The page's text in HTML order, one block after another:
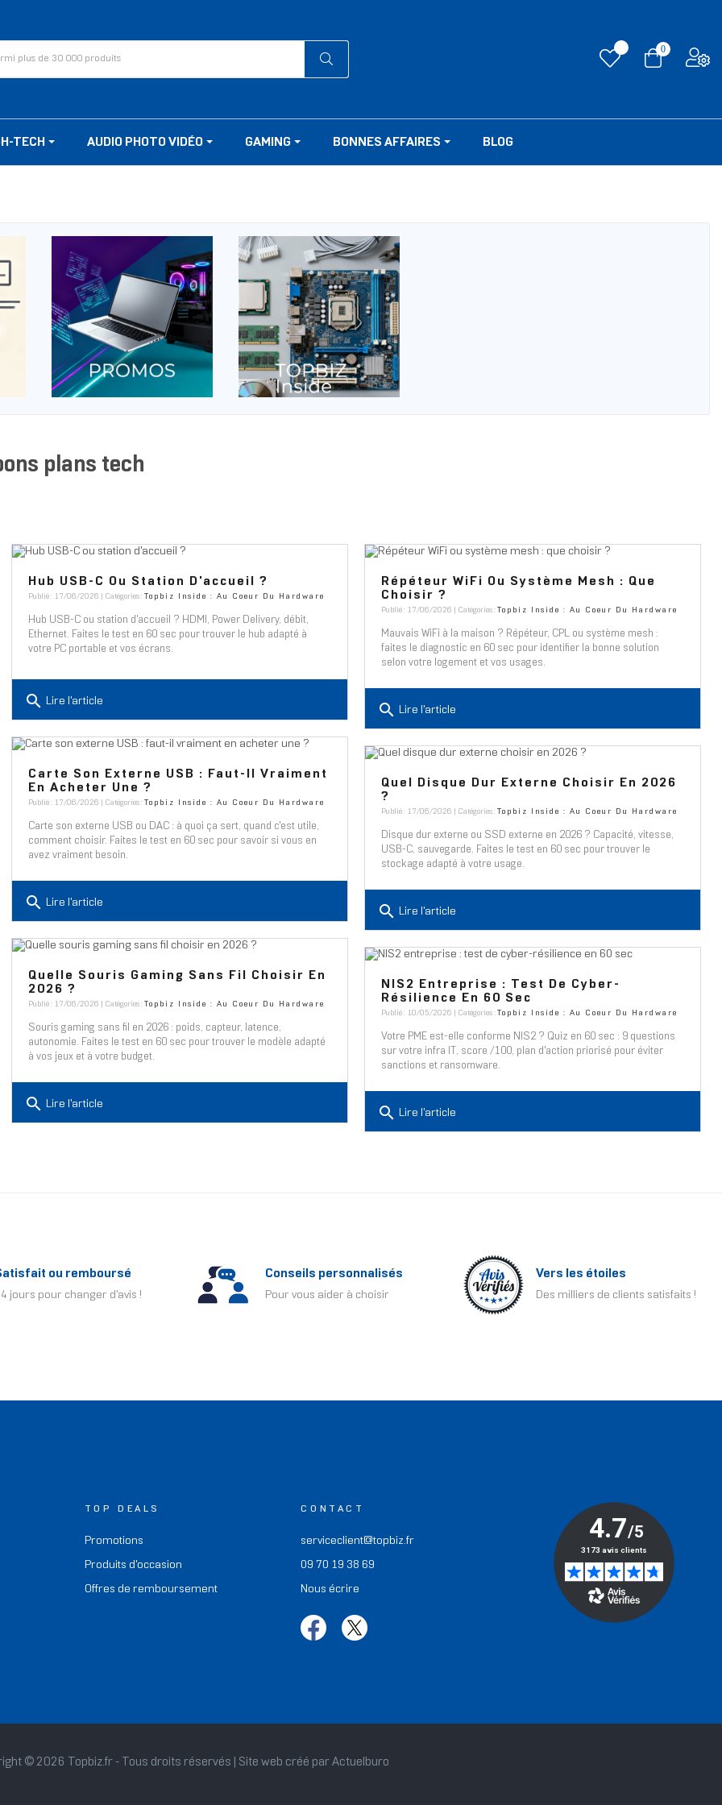
0
TECH AUDIO PHOTO VIDÉO GAMING BONNES AFFAIRES BLOG
plans tech
Hub USB-C Ou Station D'accueil ?
Publié : 17/06/2026 | Catégories : Topbiz Inside : Au Coeur Du Hardware
Hub USB-C ou station d'accueil ? HDMI, Power Delivery, débit,
Ethernet. Faites le test en 60 sec pour trouver le hub adapté à
votre PC portable et vos écrans.
search Lire l'article
Répéteur WiFi Ou Système Mesh : Que
Choisir ?
Publié : 17/06/2026 | Catégories : Topbiz Inside : Au Coeur Du Hardware
Mauvais WiFi à la maison ? Répéteur, CPL ou système mesh :
faites le diagnostic en 60 sec pour identifier la bonne solution
selon votre logement et vos usages.
search Lire l'article
Carte Son Externe USB : Faut-Il Vraiment
En Acheter Une ?
Publié : 17/06/2026 | Catégories : Topbiz Inside : Au Coeur Du Hardware
Carte son externe USB ou DAC : à quoi ça sert, quand c'est utile,
comment choisir. Faites le test en 60 sec pour savoir si vous en
avez vraiment besoin.
search Lire l'article
Quel Disque Dur Externe Choisir En 2026
?
Publié : 17/06/2026 | Catégories : Topbiz Inside : Au Coeur Du Hardware
Disque dur externe ou SSD externe en 2026 ? Capacité, vitesse,
USB-C, sauvegarde. Faites le test en 60 sec pour trouver le
stockage adapté à votre usage.
search Lire l'article
Quelle Souris Gaming Sans Fil Choisir En
2026 ?
Publié : 17/06/2026 | Catégories : Topbiz Inside : Au Coeur Du Hardware
Souris gaming sans fil en 2026 : poids, capteur, latence,
autonomie. Faites le test en 60 sec pour trouver le modèle adapté
à vos jeux et à votre budget.
search Lire l'article
NIS2 Entreprise : Test De Cyber-
Résilience En 60 Sec
Publié : 10/05/2026 | Catégories : Topbiz Inside : Au Coeur Du Hardware
Votre PME est-elle conforme NIS2 ? Quiz en 60 sec : 9 questions
sur votre infra IT, score /100, plan d'action priorisé pour éviter
sanctions et ransomware.
search Lire l'article
ou remboursé
jours pour changer d'avis !
Conseils personnalisés
Pour vous aider à choisir
Vers les étoiles
Des milliers de clients satisfaits !
TOP DEALS
Promotions
Produits d'occasion
Offres de remboursement
CONTACT
serviceclient@topbiz.fr
09 70 19 38 69
Nous écrire
© 2026 Topbiz.fr - Tous droits réservés | Site web créé par Actuelburo